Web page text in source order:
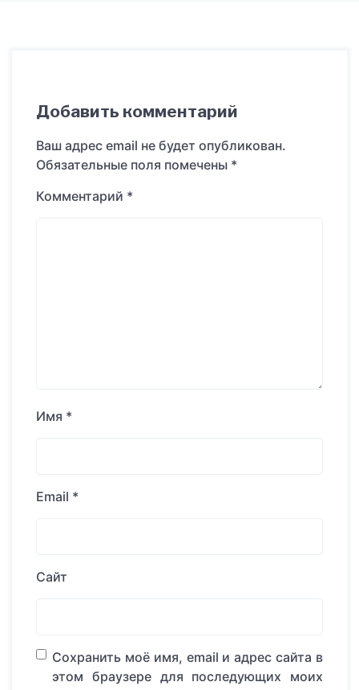
Добавить комментарий
Ваш адрес email не будет опубликован.
Обязательные поля помечены *
Комментарий *
Имя *
Email *
Сайт
Сохранить моё имя, email и адрес сайта в
этом браузере для последующих моих